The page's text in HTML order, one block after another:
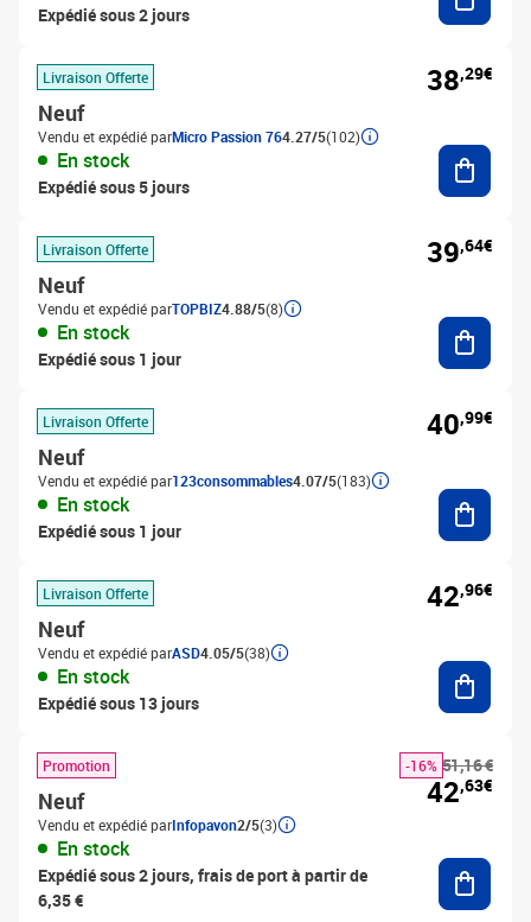
Expédié sous 2 jours
Livraison Offerte
Neuf
Vendu et expédié parMicro Passion 764.27/5(102)
En stock
Expédié sous 5 jours
38,29€
Livraison Offerte
Neuf
Vendu et expédié parTOPBIZ4.88/5(8)
En stock
Expédié sous 1 jour
39,64€
Livraison Offerte
Neuf
Vendu et expédié par123consommables4.07/5(183)
En stock
Expédié sous 1 jour
40,99€
Livraison Offerte
Neuf
Vendu et expédié parASD4.05/5(38)
En stock
Expédié sous 13 jours
42,96€
Promotion
Neuf
Vendu et expédié parInfopavon2/5(3)
En stock
Expédié sous 2 jours, frais de port à partir de
6,35 €
51,16 €
-16%
42,63€